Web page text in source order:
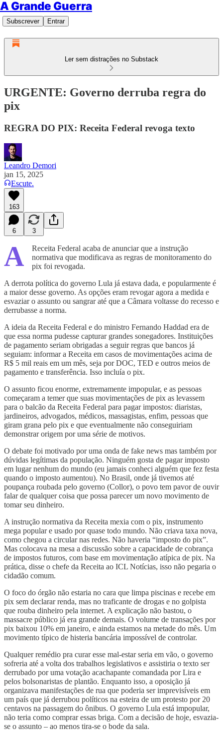
A Grande Guerra
Subscrever Entrar
Ler sem distrações no Substack
URGENTE: Governo derruba regra do
pix
REGRA DO PIX: Receita Federal revoga texto
Leandro Demori
jan 15, 2025
Escute.
163
6 3
A
Receita Federal acaba de anunciar que a instrução
normativa que modificava as regras de monitoramento do
pix foi revogada.
A derrota política do governo Lula já estava dada, e popularmente é
a maior desse governo. As opções eram revogar agora a medida e
esvaziar o assunto ou sangrar até que a Câmara voltasse do recesso e
derrubasse a norma.
A ideia da Receita Federal e do ministro Fernando Haddad era de
que essa norma pudesse capturar grandes sonegadores. Instituições
de pagamento seriam obrigadas a seguir regras que bancos já
seguiam: informar a Receita em casos de movimentações acima de
R$ 5 mil reais em um mês, seja por DOC, TED e outros meios de
pagamento e transferência. Isso incluía o pix.
O assunto ficou enorme, extremamente impopular, e as pessoas
começaram a temer que suas movimentações de pix as levassem
para o balcão da Receita Federal para pagar impostos: diaristas,
jardineiros, advogados, médicos, massagistas, enfim, pessoas que
giram grana pelo pix e que eventualmente não conseguiriam
demonstrar origem por uma série de motivos.
O debate foi motivado por uma onda de fake news mas também por
dúvidas legítimas da população. Ninguém gosta de pagar imposto
em lugar nenhum do mundo (eu jamais conheci alguém que fez festa
quando o imposto aumentou). No Brasil, onde já tivemos até
poupança roubada pelo governo (Collor), o povo tem pavor de ouvir
falar de qualquer coisa que possa parecer um novo movimento de
tomar seu dinheiro.
A instrução normativa da Receita mexia com o pix, instrumento
mega popular e usado por quase todo mundo. Não criava taxa nova,
como chegou a circular nas redes. Não haveria “imposto do pix”.
Mas colocava na mesa a discussão sobre a capacidade de cobrança
de impostos futuros, com base em movimentação atípica de pix. Na
prática, disse o chefe da Receita ao ICL Notícias, isso não pegaria o
cidadão comum.
O foco do órgão não estaria no cara que limpa piscinas e recebe em
pix sem declarar renda, mas no traficante de drogas e no golpista
que rouba dinheiro pela internet. A explicação não bastou, o
massacre público já era grande demais. O volume de transações por
pix baixou 10% em janeiro, e ainda estamos na metade do mês. Um
movimento típico de histeria bancária impossível de controlar.
Qualquer remédio pra curar esse mal-estar seria em vão, o governo
sofreria até a volta dos trabalhos legislativos e assistiria o texto ser
derrubado por uma votação acachapante comandada por Lira e
pelos bolsonaristas de plantão. Enquanto isso, a oposição já
organizava manifestações de rua que poderia ser imprevisíveis em
um país que já derrubou políticos na esteira de um protesto por 20
centavos na passagem do ônibus. O governo Lula está impopular,
não teria como comprar essas briga. Com a decisão de hoje, esvazia-
se o assunto – ao menos tira-se o bode da sala.